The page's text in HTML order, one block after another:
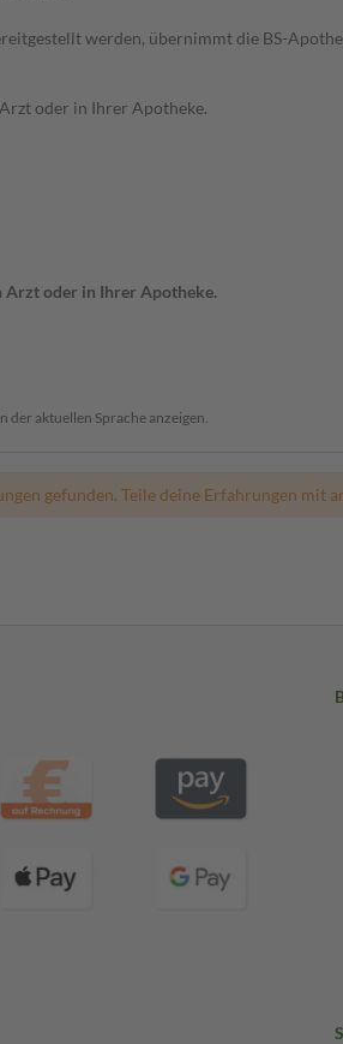
werden, übernimmt die BS-
oder in Ihrer Apotheke.
Arzt oder in Ihrer Apotheke.
der aktuellen Sprache anzeigen.
gefunden. Teile deine Erfahrungen mit